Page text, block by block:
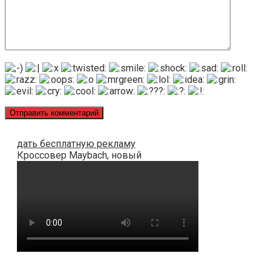
дать бесплатную рекламу
Кроссовер Maybach, новый